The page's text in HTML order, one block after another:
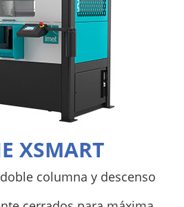
XSMART
columna y descenso